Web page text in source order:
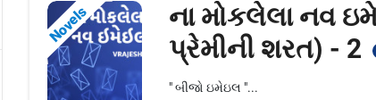
Novels
ના મોકલેલા નવ
પ્રેમીની શરત) - 2
" બીજો ઇમેઇલ "...